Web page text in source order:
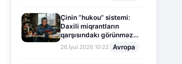
Çinin “hukou” sistemi:
Daxili miqrantların
qarşısındakı görünməz
sədd
26.İyul.2026 10:22 Avropa